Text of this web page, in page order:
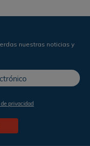
nuestras noticias y
privacidad